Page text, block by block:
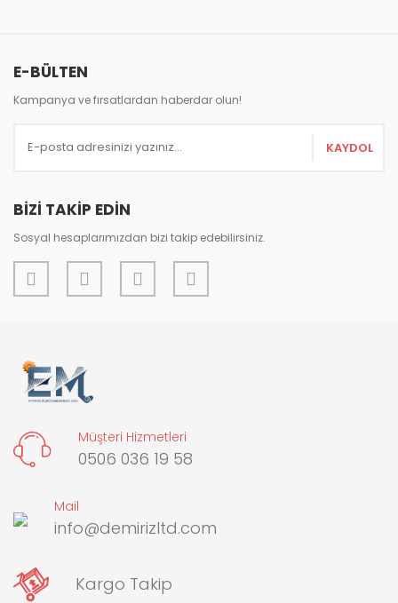
E-BÜLTEN
Kampanya ve fırsatlardan haberdar olun!
KAYDOL
BİZİ TAKİP EDİN
Sosyal hesaplarımızdan bizi takip edebilirsiniz.
Müşteri Hizmetleri
0506 036 19 58
Mail
info@demirizltd.com
Kargo Takip